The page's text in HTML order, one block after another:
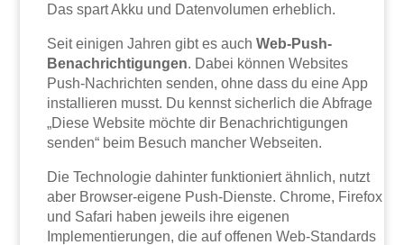
Das spart Akku und Datenvolumen erheblich.
Seit einigen Jahren gibt es auchWeb-Push-
Benachrichtigungen. Dabei können Websites
Push-Nachrichten senden, ohne dass du eine App
installieren musst. Du kennst sicherlich die Abfrage
„Diese Website möchte dir Benachrichtigungen
senden“ beim Besuch mancher Webseiten.
Die Technologie dahinter funktioniert ähnlich, nutzt
aber Browser-eigene Push-Dienste. Chrome, Firefox
und Safari haben jeweils ihre eigenen
Implementierungen, die auf offenen Web-Standards